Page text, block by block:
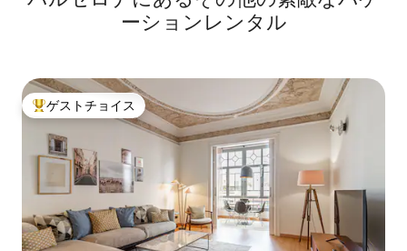
ーションレンタル
大好評のゲストチョイスです。
ゲストチョイス